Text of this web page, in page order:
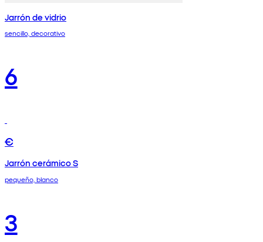
Jarrón de vidrio
sencillo, decorativo
6
€
Jarrón cerámico S
pequeño, blanco
3